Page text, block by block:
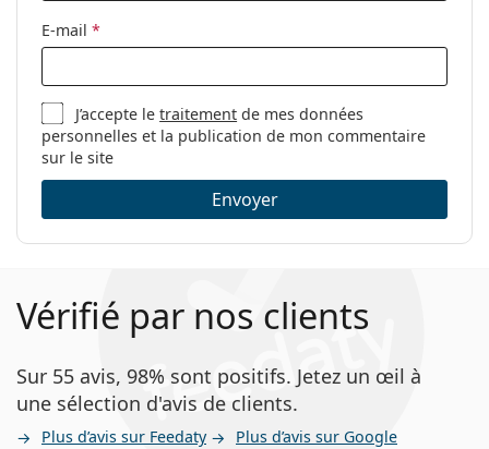
E-mail *
J’accepte letraitement de mes données
personnelles et la publication de mon commentaire
sur le site
Envoyer
Vérifié par nos clients
Sur 55 avis, 98% sont positifs. Jetez un œil à
une sélection d'avis de clients.
Plus d’avis sur Feedaty Plus d’avis sur Google